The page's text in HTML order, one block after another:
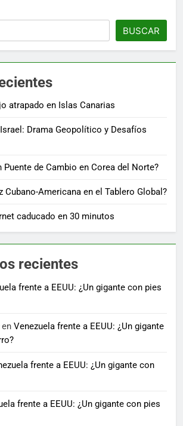
BUSCAR
atrapado en Islas Canarias
Drama Geopolítico y Desafíos
Puente de Cambio en Corea del Norte?
Cubano-Americana en el Tablero Global?
caducado en 30 minutos
recientes
frente a EEUU: ¿Un gigante con pies
en Venezuela frente a EEUU: ¿Un gigante
frente a EEUU: ¿Un gigante con
frente a EEUU: ¿Un gigante con pies